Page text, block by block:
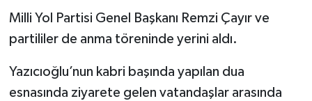
Milli Yol Partisi Genel Başkanı Remzi Çayır ve
partililer de anma töreninde yerini aldı.
Yazıcıoğlu’nun kabri başında yapılan dua
esnasında ziyarete gelen vatandaşlar arasında